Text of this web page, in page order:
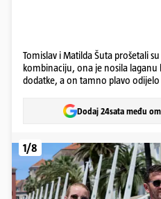
Tomislav i Matilda Šuta prošetali
kombinaciju, ona je nosila
dodatke, a on tamno plavo odijelo
Dodaj 24sata među
1/8